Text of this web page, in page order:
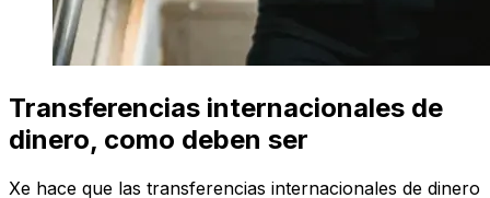
Transferencias internacionales de
dinero, como deben ser
Xe hace que las transferencias internacionales de dinero